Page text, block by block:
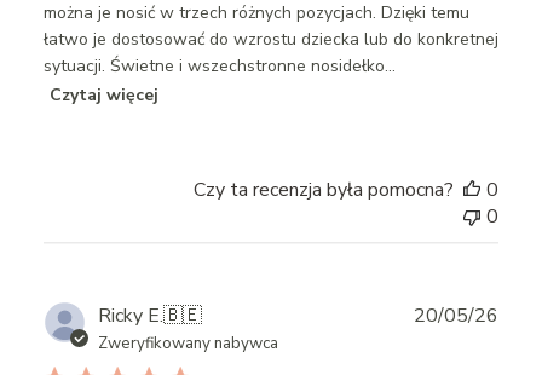
można je nosić w trzech różnych pozycjach. Dzięki temu
łatwo je dostosować do wzrostu dziecka lub do konkretnej
sytuacji. Świetne i wszechstronne nosidełko...
Czytaj więcej
Czy ta recenzja była pomocna?
0
0
Ricky E.🇧🇪
Zweryfikowany nabywca
20/05/26